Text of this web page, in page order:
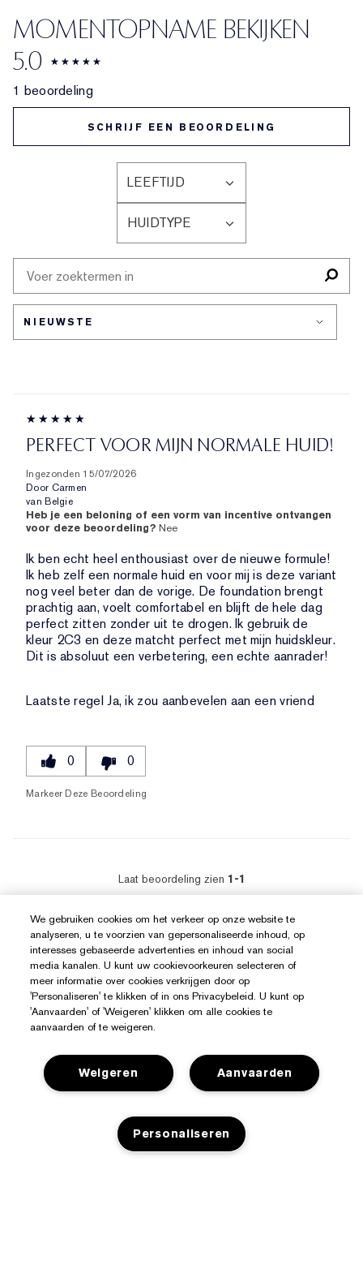
MOMENTOPNAME BEKIJKEN
5.0
1 beoordeling
SCHRIJF EEN BEOORDELING
LEEFTIJD
FILTER
BEOORDELINGEN
OP
LEEFTIJD
HUIDTYPE
FILTER
BEOORDELINGEN
HUIDTYPE
PERFECT VOOR MIJN NORMALE HUID!
Ingezonden 15/07/2026
Door Carmen
van Belgie
Heb je een beloning of een vorm van incentive ontvangen
voor deze beoordeling? Nee
Ik ben echt heel enthousiast over de nieuwe formule!
Ik heb zelf een normale huid en voor mij is deze variant
nog veel beter dan de vorige. De foundation brengt
prachtig aan, voelt comfortabel en blijft de hele dag
perfect zitten zonder uit te drogen. Ik gebruik de
kleur 2C3 en deze matcht perfect met mijn huidskleur.
Dit is absoluut een verbetering, een echte aanrader!
Laatste regelJa, ik zou aanbevelen aan een vriend
0 0
Markeer Deze Beoordeling
Laat beoordeling zien 1-1
Hulp Nodig?
Mijn bestelling volgen
Contact opnemen
Neem contact op met de fabrikant
Over Estée Lauder
We gebruiken cookies om het verkeer op onze website te
analyseren, u te voorzien van gepersonaliseerde inhoud, op
interesses gebaseerde advertenties en inhoud van social
media kanalen. U kunt uw cookievoorkeuren selecteren of
meer informatie over cookies verkrijgen door op
'Personaliseren' te klikken of in ons Privacybeleid. U kunt op
'Aanvaarden' of 'Weigeren' klikken om alle cookies te
aanvaarden of te weigeren.
Aanvaarden
Weigeren
Personaliseren